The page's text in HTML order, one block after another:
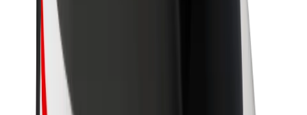
Blog
Tiskové centrum
Pokyny ke značce
Naše poslání